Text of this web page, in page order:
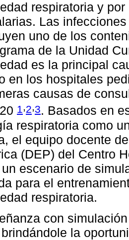
respiratoria y
Las
uno de los
de la Unidad
es la principal
en los hospitales
causas de
1 ,2,3. Basados en
respiratoria como
el equipo docente
(DEP) del Centro
escenario de
para el
respiratoria.
con
la